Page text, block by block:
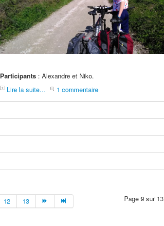
Participants : Alexandre et Niko.
Lire la suite...
1 commentaire
Page 9 sur
12 13